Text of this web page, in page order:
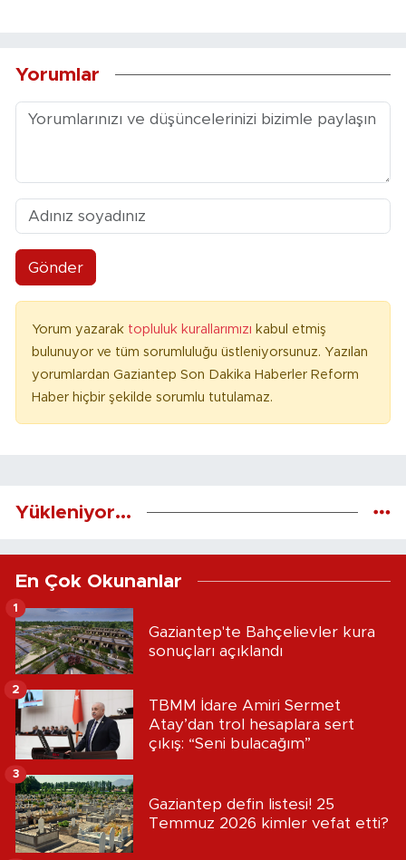
Yorumlar
Gönder
Yorum yazarak topluluk kurallarımızı kabul etmiş
bulunuyor ve tüm sorumluluğu üstleniyorsunuz. Yazılan
yorumlardan Gaziantep Son Dakika Haberler Reform
Haber hiçbir şekilde sorumlu tutulamaz.
Yükleniyor...
En Çok Okunanlar
Gaziantep'te Bahçelievler kura
sonuçları açıklandı
1
TBMM İdare Amiri Sermet
Atay’dan trol hesaplara sert
çıkış: “Seni bulacağım”
2
Gaziantep defin listesi! 25
Temmuz 2026 kimler vefat etti?
3